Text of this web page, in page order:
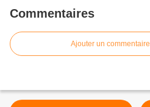
Commentaires
Ajouter un commentaire